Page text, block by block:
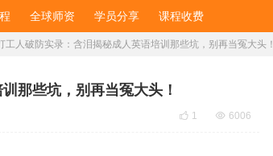
全球师资 学员分享 课程收费
工人破防实录：含泪揭秘成人英语培训那些坑，别再当冤大头！
那些坑，别再当冤大头！
 1  6006